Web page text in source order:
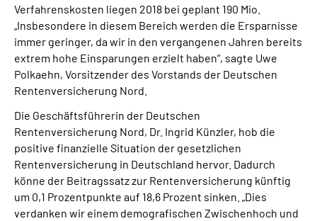
Mein Kundenportal
Verfahrenskosten liegen 2018 bei geplant 190 Mio.
„Insbesondere in diesem Bereich werden die Ersparnisse
immer geringer, da wir in den vergangenen Jahren bereits
extrem hohe Einsparungen erzielt haben“, sagte Uwe
Polkaehn, Vorsitzender des Vorstands der Deutschen
Rentenversicherung Nord.
Die Geschäftsführerin der Deutschen
Rentenversicherung Nord, Dr. Ingrid Künzler, hob die
positive finanzielle Situation der gesetzlichen
Rentenversicherung in Deutschland hervor. Dadurch
könne der Beitragssatz zur Rentenversicherung künftig
um 0,1 Prozentpunkte auf 18,6 Prozent sinken. „Dies
verdanken wir einem demografischen Zwischenhoch und